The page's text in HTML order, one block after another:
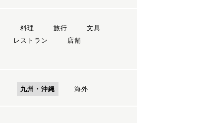
料理 旅行
文具
レストラン
店舗
九州・沖縄 海外